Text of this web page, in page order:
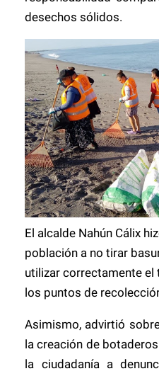
desechos sólidos.
El alcalde Nahún Cálix
población a no tirar
utilizar correctamente el
los puntos de
Asimismo, advirtió
la creación de
la ciudadanía a